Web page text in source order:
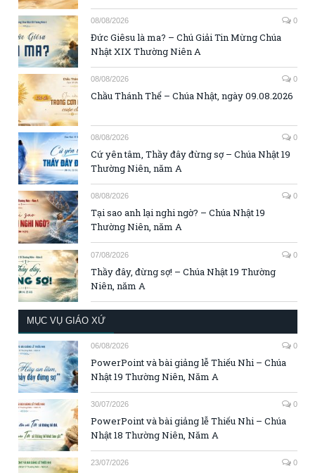
08/08/2026 0
Đức Giêsu là ma? – Chú Giải Tin Mừng Chúa
Nhật XIX Thường Niên A
08/08/2026 0
Chầu Thánh Thể – Chúa Nhật, ngày 09.08.2026
08/08/2026 0
Cứ yên tâm, Thầy đây đừng sợ – Chúa Nhật 19
Thường Niên, năm A
08/08/2026 0
Tại sao anh lại nghi ngờ? – Chúa Nhật 19
Thường Niên, năm A
07/08/2026 0
Thầy đây, đừng sợ! – Chúa Nhật 19 Thường
Niên, năm A
MỤC VỤ GIÁO XỨ
06/08/2026 0
PowerPoint và bài giảng lễ Thiếu Nhi – Chúa
Nhật 19 Thường Niên, Năm A
30/07/2026 0
PowerPoint và bài giảng lễ Thiếu Nhi – Chúa
Nhật 18 Thường Niên, Năm A
23/07/2026 0